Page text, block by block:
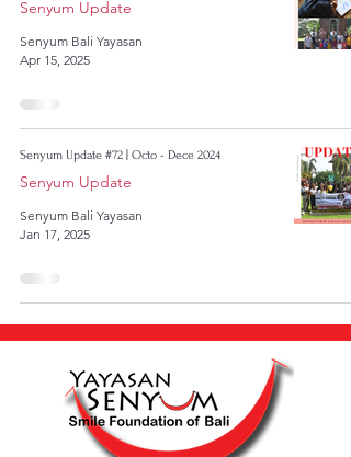
Senyum Update
Senyum Bali Yayasan
Apr 15, 2025
Senyum Update #72 | Octo - Dece 2024
Senyum Update
Senyum Bali Yayasan
Jan 17, 2025